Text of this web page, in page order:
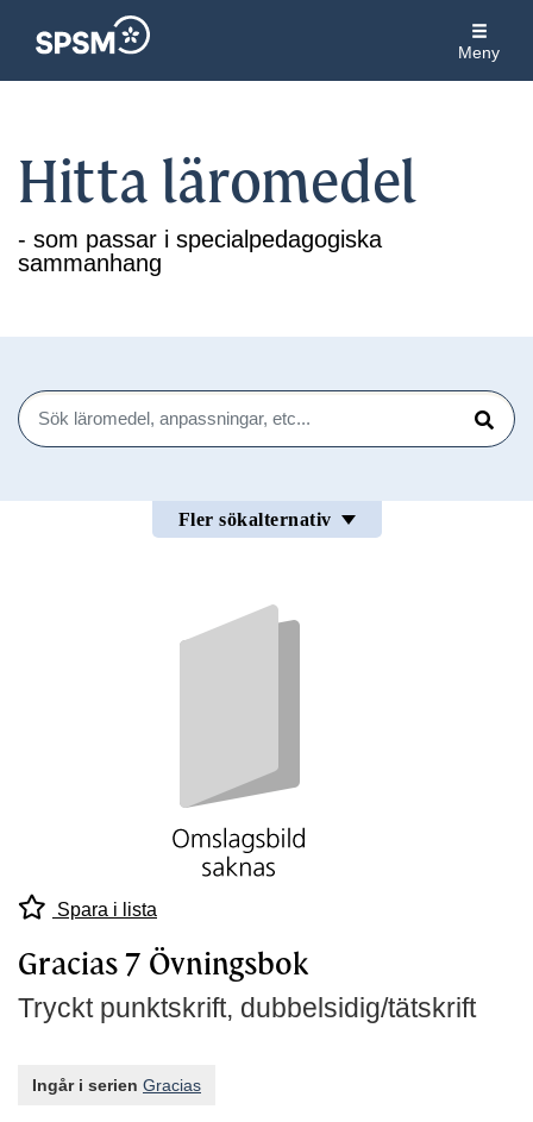
Meny
Hitta läromedel
- som passar i specialpedagogiska
sammanhang
Sök
Sök
Fler sökalternativ
Spara i lista
Gracias 7 Övningsbok
Tryckt punktskrift, dubbelsidig/tätskrift
Ingår i serien Gracias